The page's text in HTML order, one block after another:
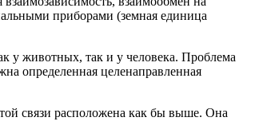
приборами (земная единица
у животных, так и у человека. Проблема
определенная целенаправленная
связи расположена как бы выше. Она